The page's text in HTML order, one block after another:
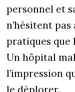
personnel et
n’hésitent
pratiques que
Un hôpital
l’impression
le déplorer.